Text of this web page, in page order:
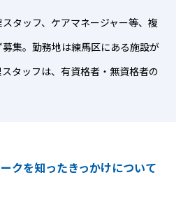
タッフ、ケアマネージャー等、複
集。勤務地は練馬区にある施設が
タッフは、有資格者・無資格者の
クを知ったきっかけについて